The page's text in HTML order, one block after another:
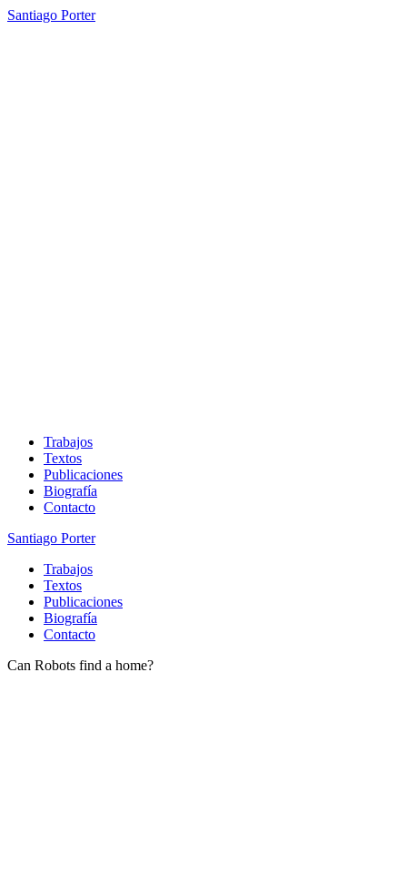
Santiago Porter
Trabajos
Textos
Publicaciones
Biografía
Contacto
Santiago Porter
Trabajos
Textos
Publicaciones
Biografía
Contacto
Can Robots find a home?